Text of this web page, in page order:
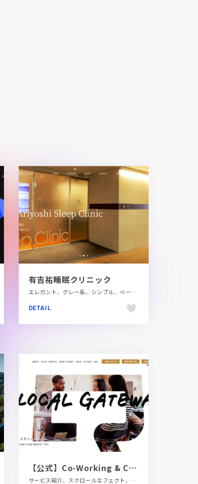
有吉祐睡眠クリニック
エレガント、グレー系、シンプル、ベージュ・ゴールド系、モーション多め、医療・ヘルスケア、大きめ写真、施設・店舗サイト
DETAIL
【公式】Co-Working & Co-Learning Space「Q」博多駅直結シェアオフィス・コワーキングスペース
サービス紹介、スクロールエフェクト、タイポグラフィー、フラットデザイン、ブラウン系、ブランド・サービスサイト、モーション多め、大きめ写真